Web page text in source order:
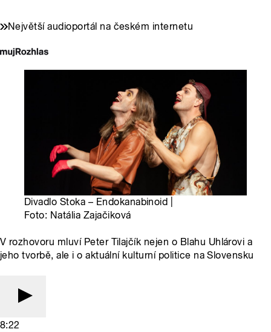
Největší audioportál na českém internetu
Divadlo Stoka – Endokanabinoid |
Foto: Natália Zajačiková
V rozhovoru mluví Peter Tilajčík nejen o Blahu Uhlárovi a
jeho tvorbě, ale i o aktuální kulturní politice na Slovensku
8:22